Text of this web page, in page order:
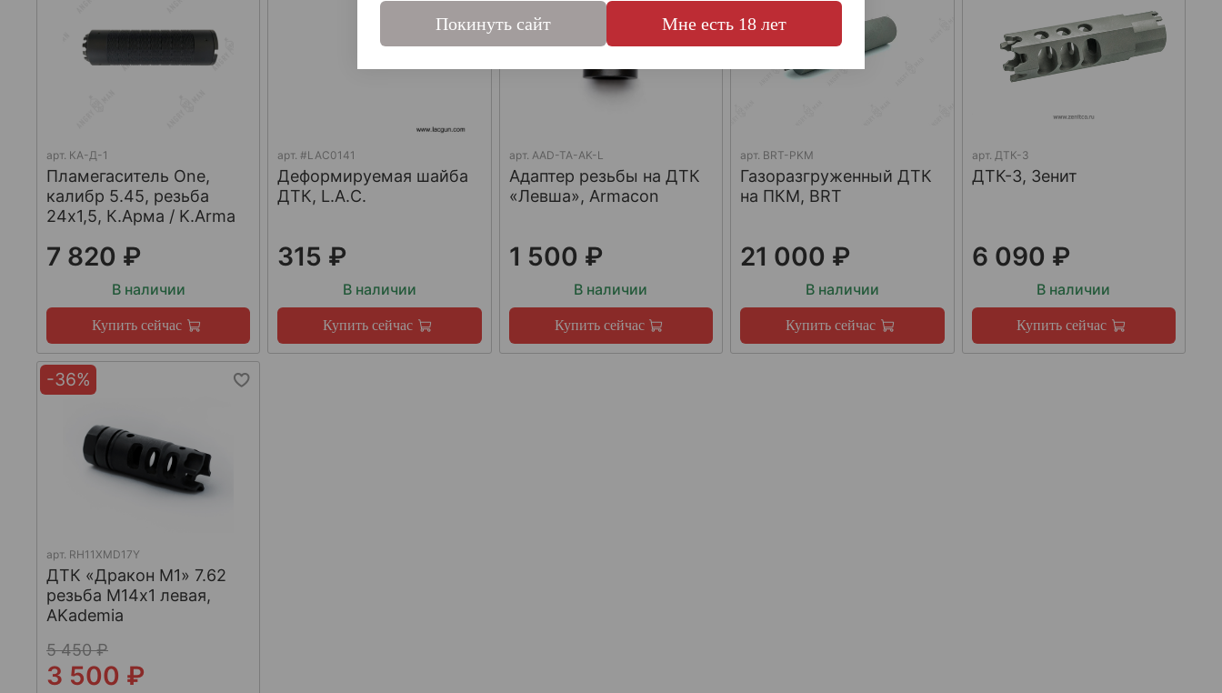
арт. КА-Д-1
Пламегаситель One,
калибр 5.45, резьба
24х1,5, К.Арма / K.Arma
7 820 ₽
В наличии
Купить сейчас
арт.#LAC0141
Деформируемая шайба
ДТК, L.A.C.
315 ₽
В наличии
Купить сейчас
арт. AAD-TA-AK-L
Адаптер резьбы на ДТК
«Левша», Armacon
1 500 ₽
В наличии
Купить сейчас
арт. BRT-PKM
Газоразгруженный ДТК
на ПКМ, BRT
21 000 ₽
В наличии
Купить сейчас
арт. ДТК-3
ДТК-3, Зенит
6 090 ₽
В наличии
Купить сейчас
-36%
арт. RH11XMD17Y
ДТК «Дракон М1» 7.62
резьба М14х1 левая,
AKademia
5 450 ₽
3 500 ₽
Покинуть сайт Мне есть 18 лет